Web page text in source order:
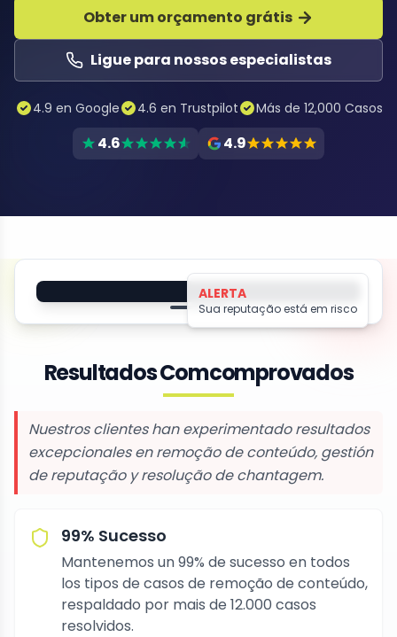
Obter um orçamento grátis
Ligue para nossos especialistas
4.9 en Google 4.6 en Trustpilot Más de 12,000 Casos
4.6 4.9
Resultados Comcomprovados
Nuestros clientes han experimentado resultados
excepcionales en remoção de conteúdo, gestión
de reputação y resolução de chantagem.
99% Sucesso
Mantenemos un 99% de sucesso en todos
los tipos de casos de remoção de conteúdo,
respaldado por mais de 12.000 casos
resolvidos.
Seu nome
Ameaça de
Chantagem
Conteúdo
Protegido por Altahonos
ALERTA
Sua reputação está em risco